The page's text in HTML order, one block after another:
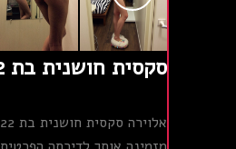
סקסית חושנית בת 22
אלוירה סקסית חושנית בת 22